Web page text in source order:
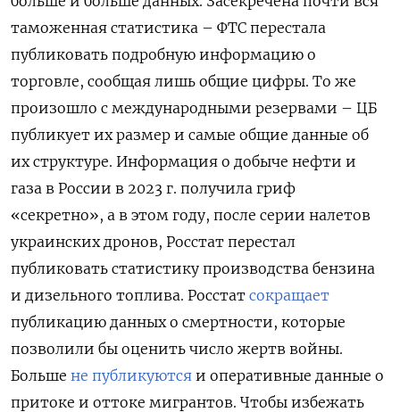
таможенная статистика – ФТС перестала
публиковать подробную информацию о
торговле, сообщая лишь общие цифры. То же
произошло с международными резервами – ЦБ
публикует их размер и самые общие данные об
их структуре. Информация о добыче нефти и
газа в России в 2023 г. получила гриф
«секретно», а в этом году, после серии налетов
украинских дронов, Росстат перестал
публиковать статистику производства бензина
и дизельного топлива. Росстат сокращает
публикацию данных о смертности, которые
позволили бы оценить число жертв войны.
Больше не публикуются и оперативные данные о
притоке и оттоке мигрантов. Чтобы избежать